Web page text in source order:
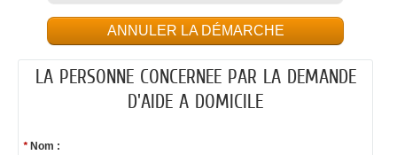
ANNULER LA DÉMARCHE
LA PERSONNE CONCERNEE PAR LA DEMANDE
D'AIDE A DOMICILE
*Nom :